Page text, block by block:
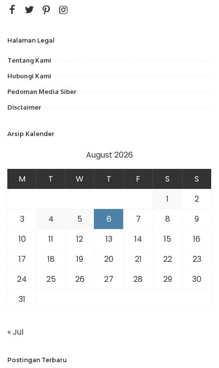
Halaman Legal
Tentang Kami
Hubungi Kami
Pedoman Media Siber
Disclaimer
Arsip Kalender
August 2026
M T W T F S
S
1
2
3
4 5 6 7 8
9
10
11 12 13 14 15
16
17
18 19 20 21 22
23
24
25 26 27 28 29
30
31
« Jul
Postingan Terbaru